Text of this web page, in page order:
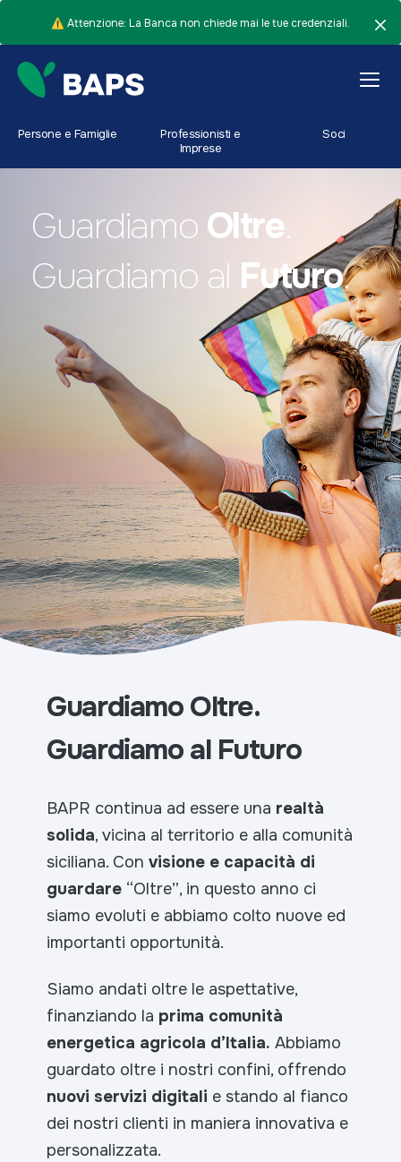
⚠️ Attenzione: La Banca non chiede mai le tue credenziali.
Persone e Famiglie
Professionisti e
Imprese
Soci
Guardiamo Oltre.
Guardiamo al Futuro.
Guardiamo Oltre.
Guardiamo al Futuro
BAPR continua ad essere una realtà
solida, vicina al territorio e alla comunità
siciliana. Con visione e capacità di
guardare “Oltre”, in questo anno ci
siamo evoluti e abbiamo colto nuove ed
importanti opportunità.
Siamo andati oltre le aspettative,
finanziando la prima comunità
energetica agricola d’Italia. Abbiamo
guardato oltre i nostri confini, offrendo
nuovi servizi digitali e stando al fianco
dei nostri clienti in maniera innovativa e
personalizzata.